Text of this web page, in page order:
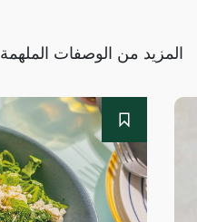
المزيد من الوصفات الملهمة